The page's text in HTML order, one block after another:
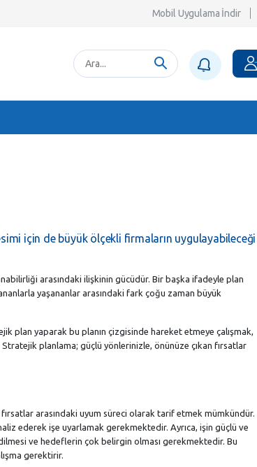
Mobil Uygulama İndir
için de büyük ölçekli firmaların uygulayabileceği
arasındaki ilişkinin gücüdür. Bir başka ifadeyle plan
yaşananlar arasındaki fark çoğu zaman büyük
plan yaparak bu planın çizgisinde hareket etmeye çalışmak,
planlama; güçlü yönlerinizle, önünüze çıkan fırsatlar
arasındaki uyum süreci olarak tarif etmek mümkündür.
ederek işe uyarlamak gerekmektedir. Ayrıca, işin güçlü ve
ve hedeflerin çok belirgin olması gerekmektedir. Bu
gerektirir.